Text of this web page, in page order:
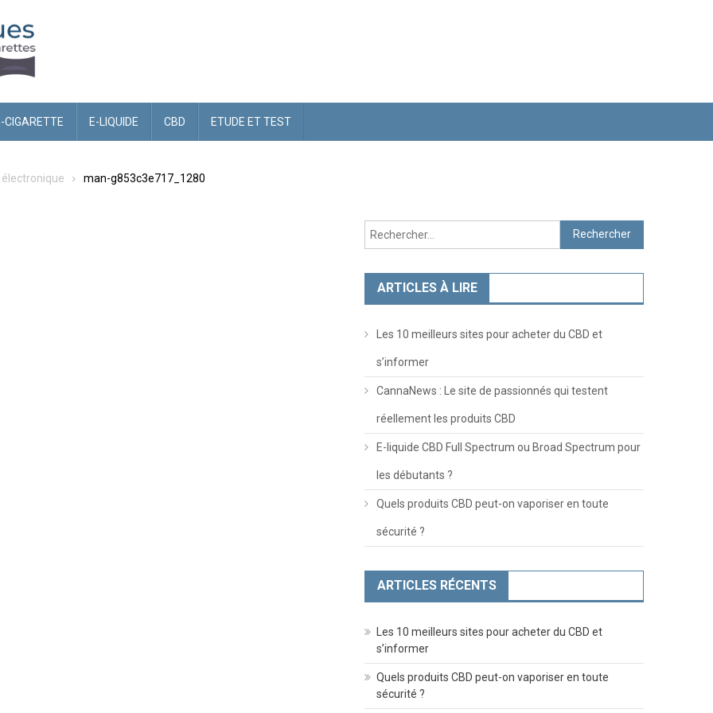
CIGARETTE E-LIQUIDE CBD ETUDE ET TEST
électronique man-g853c3e717_1280
Rechercher :
ARTICLES À LIRE
Les 10 meilleurs sites pour acheter du CBD et
s’informer
CannaNews : Le site de passionnés qui testent
réellement les produits CBD
E-liquide CBD Full Spectrum ou Broad Spectrum pour
les débutants ?
Quels produits CBD peut-on vaporiser en toute
sécurité ?
ARTICLES RÉCENTS
Les 10 meilleurs sites pour acheter du CBD et
s’informer
Quels produits CBD peut-on vaporiser en toute
sécurité ?